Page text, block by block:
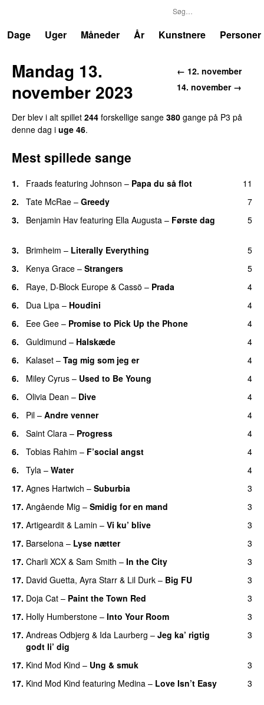
Dage
Uger Måneder År Kunstnere Personer
← 12. november
14. november →
Mandag 13.
november 2023
Der blev i alt spillet 244 forskellige sange 380 gange på P3 på
denne dag i uge 46.
Mest spillede sange
1. Fraads featuring Johnson – Papa du så flot
11
2.
Tate McRae – Greedy
7
3.
Benjamin Hav featuring Ella Augusta – Første dag 5
3. Brimheim – Literally Everything
5
3.
Kenya Grace – Strangers
5
6.
Raye, D-Block Europe & Cassö – Prada
4
6.
Dua Lipa – Houdini
4
6.
Eee Gee – Promise to Pick Up the Phone
4
6.
Guldimund – Halskæde
4
6.
Kalaset – Tag mig som jeg er
4
6.
Miley Cyrus – Used to Be Young
4
6.
Olivia Dean – Dive
4
6.
Pil – Andre venner
4
6.
Saint Clara – Progress
4
6.
Tobias Rahim – F’social angst
4
6.
Tyla – Water
4
17. Agnes Hartwich – Suburbia
3
17. Angående Mig – Smidig for en mand
3
17. Artigeardit & Lamin – Vi ku’ blive
3
17. Barselona – Lyse nætter
3
17. Charli XCX & Sam Smith – In the City
3
17. David Guetta, Ayra Starr & Lil Durk – Big FU
3
17. Doja Cat – Paint the Town Red
3
17. Holly Humberstone – Into Your Room
3
17. Andreas Odbjerg & Ida Laurberg – Jeg ka’ rigtig
godt li’ dig
3
17. Kind Mod Kind – Ung & smuk
3
17. Kind Mod Kind featuring Medina – Love Isn’t Easy 3